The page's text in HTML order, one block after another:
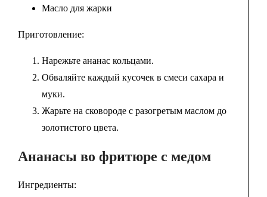
Масло для жарки
Приготовление:
Нарежьте ананас кольцами.
Обваляйте каждый кусочек в смеси сахара и
муки.
Жарьте на сковороде с разогретым маслом до
золотистого цвета.
Ананасы во фритюре с медом
Ингредиенты: